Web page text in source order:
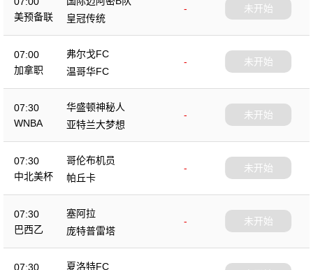
美预备联
-
皇冠传统
未开始
07:00
加拿职
弗尔戈FC
-
温哥华FC
未开始
07:30
WNBA
华盛顿神秘人
-
亚特兰大梦想
未开始
07:30
中北美杯
哥伦布机员
-
帕丘卡
未开始
07:30
巴西乙
塞阿拉
-
庞特普雷塔
未开始
07:30
夏洛特FC